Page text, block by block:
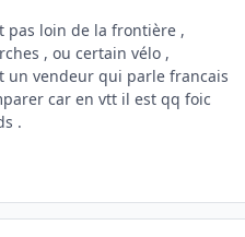
pas loin de la frontière ,
, ou certain vélo ,
vendeur qui parle francais
car en vtt il est qq foic
.